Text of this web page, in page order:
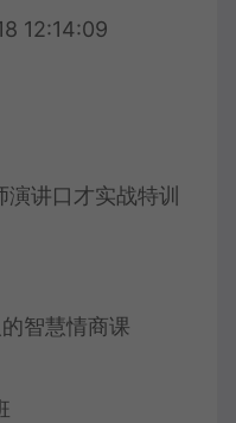
12:14:09
讲口才实战特训
智慧情商课